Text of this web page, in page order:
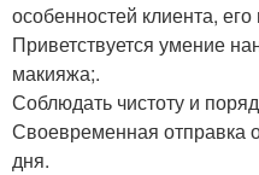
особенностей клиента,
Приветствуется умение
макияжа;.
Соблюдать чистоту и
Своевременная отправка
дня.